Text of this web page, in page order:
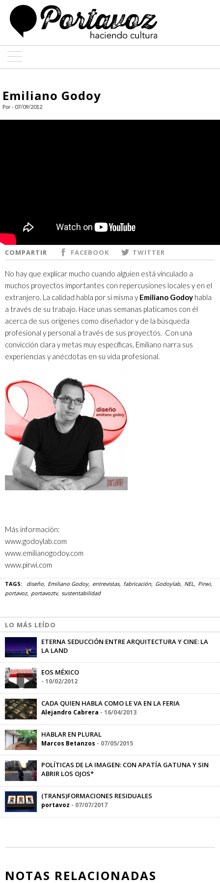
ARQUITECTURA
Emiliano Godoy
Por - 07/09/2012
COMPARTIR FACEBOOK TWITTER
No hay que explicar mucho cuando alguien está vinculado a
muchos proyectos importantes con repercusiones locales y en el
extranjero. La calidad habla por si misma y Emiliano Godoy habla
a través de su trabajo. Hace unas semanas platicamos con él
acerca de sus orígenes como diseñador y de la búsqueda
profesional y personal a través de sus proyectos. Con una
convicción clara y metas muy específicas, Emiliano narra sus
experiencias y anécdotas en su vida profesional.
Más información:
www.godoylab.com
www.emilianogodoy.com
www.pirwi.com
TAGS: diseño Emiliano Godoy entrevistas fabricación Godoylab NEL
Pirwi
portavoz portavoztv sustentabilidad
LO MÁS LEÍDO
ETERNA SEDUCCIÓN ENTRE ARQUITECTURA Y CINE: LA
LA LAND
EOS MÉXICO
- 10/02/2012
CADA QUIEN HABLA COMO LE VA EN LA FERIA
Alejandro Cabrera - 16/04/2013
HABLAR EN PLURAL
Marcos Betanzos - 07/05/2015
POLÍTICAS DE LA IMAGEN: CON APATÍA GATUNA Y SIN
ABRIR LOS OJOS*
(TRANS)FORMACIONES RESIDUALES
portavoz - 07/07/2017
NOTAS RELACIONADAS